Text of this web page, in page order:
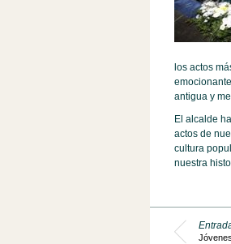
los actos
antigua y
El alcalde
actos de
cultura
nuestra